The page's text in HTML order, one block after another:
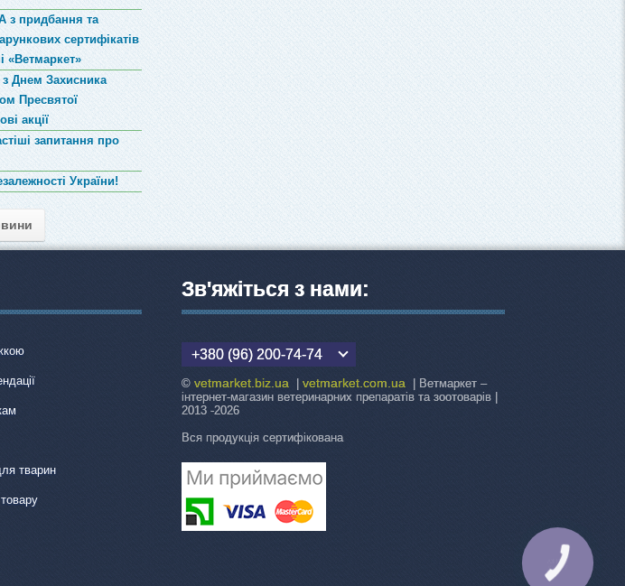
з придбання та
сертифікатів
«Ветмаркет»
Днем Захисника
Пресвятої
акції
запитання про
України!
тварин
Зв'яжіться з нами:
+380 (96) 200-74-74
©vetmarket.biz.ua |vetmarket.com.ua | Ветмаркет –
інтернет-магазин ветеринарних препаратів та зоотоварів |
2013 -2026
Вся продукція сертифікована
КНОПКА
ЗВ'ЯЗКУ